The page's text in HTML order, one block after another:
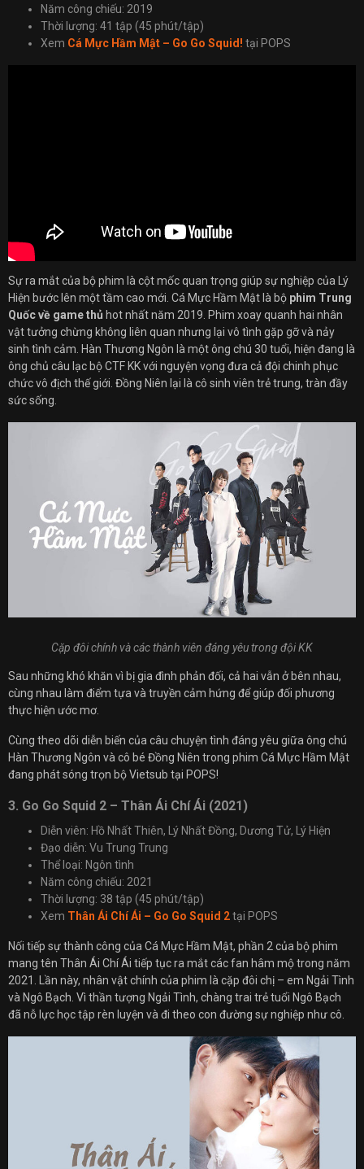
Năm công chiếu: 2019
Thời lượng: 41 tập (45 phút/tập)
Xem Cá Mực Hầm Mật – Go Go Squid! tại POPS
Sự ra mắt của bộ phim là cột mốc quan trọng giúp sự nghiệp của Lý
Hiện bước lên một tầm cao mới. Cá Mực Hầm Mật là bộ phim Trung
Quốc về game thủ hot nhất năm 2019. Phim xoay quanh hai nhân
vật tưởng chừng không liên quan nhưng lại vô tình gặp gỡ và nảy
sinh tình cảm. Hàn Thương Ngôn là một ông chú 30 tuổi, hiện đang là
ông chủ câu lạc bộ CTF KK với nguyện vọng đưa cả đội chinh phục
chức vô địch thế giới. Đồng Niên lại là cô sinh viên trẻ trung, tràn đầy
sức sống.
Cặp đôi chính và các thành viên đáng yêu trong đội KK
Sau những khó khăn vì bị gia đình phản đối, cả hai vẫn ở bên nhau,
cùng nhau làm điểm tựa và truyền cảm hứng để giúp đối phương
thực hiện ước mơ.
Cùng theo dõi diễn biến của câu chuyện tình đáng yêu giữa ông chú
Hàn Thương Ngôn và cô bé Đồng Niên trong phim Cá Mực Hầm Mật
đang phát sóng trọn bộ Vietsub tại POPS!
3. Go Go Squid 2 – Thân Ái Chí Ái (2021)
Diễn viên: Hồ Nhất Thiên, Lý Nhất Đồng, Dương Tử, Lý Hiện
Đạo diễn: Vu Trung Trung
Thể loại: Ngôn tình
Năm công chiếu: 2021
Thời lượng: 38 tập (45 phút/tập)
Xem Thân Ái Chí Ái – Go Go Squid 2tại POPS
Nối tiếp sự thành công của Cá Mực Hầm Mật, phần 2 của bộ phim
mang tên Thân Ái Chí Ái tiếp tục ra mắt các fan hâm mộ trong năm
2021. Lần này, nhân vật chính của phim là cặp đôi chị – em Ngải Tình
và Ngô Bạch. Vì thần tượng Ngải Tình, chàng trai trẻ tuổi Ngô Bạch
đã nỗ lực học tập rèn luyện và đi theo con đường sự nghiệp như cô.